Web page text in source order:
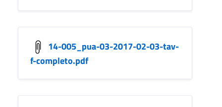
14-005_pua-03-2017-02-03-tav-
f-completo.pdf